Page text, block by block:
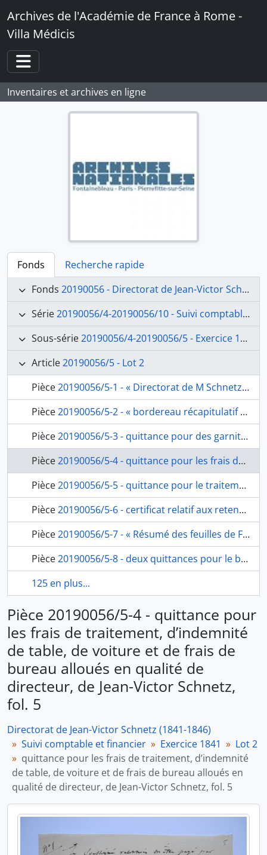
Skip to main content
Archives de l'Académie de France à Rome -
Villa Médicis
Toggle navigation
Inventaires et archives en ligne
Fonds
Recherche rapide
Fonds 20190056 - Directorat de Jean-Victor Schnetz (1841-1846)
Série20190056/4-20190056/10 - Suivi comptable et financier
Sous-série20190056/4-20190056/5 - Exercice 1841
Article20190056/5 - Lot 2
Pièce20190056/5-1 - « Directorat de M Schnetz. Pièces à l’appui des comptes de l’exercice 1841. Premier envoi le 17 avril 1841 par l’ambassade de France », pochette contenant les folios de 2 à 25, fol. 1
Pièce20190056/5-2 - « bordereau récapitulatif dressé aujourd’hui 17 avril 1841 et envoyé le même jour à S.Exc. Le ministre de l’Intérieur, par le Directeur de l’Académie royale de france à Rome, des diverses sommes par lui payées pour le service de cet établissement ainsi qu’il est énoncé aux pièces justificatives ci-jointes », de Jean- Victor Schnetz au ministère de l’Intérieur, fol. 2-3
Pièce20190056/5-3 - quittance pour des garnitures de boutons pour le service de l’Académie, pour les frais de traitement, d’indemnité de table, de voiture et de frais de bureau du directeur, de Jean-Victor Schnetz et du secrétaire de l’Académie Alexis René Le Go, fol. 4
Pièce20190056/5-4 - quittance pour les frais de traitement, d’indemnité de table, de voiture et de frais de bureau alloués en qualité de directeur, de Jean-Victor Schnetz, fol. 5
Pièce20190056/5-5 - quittance pour le traitement et l’indemnité de table alloués en qualité de secrétaire bibliothécaire de janvier à mars 1841, de Jean-Victor Schnetz et du secrétaire de l’Académie Alexis René Le Go, fol. 6
Pièce20190056/5-6 - certificat relatif aux retenues des pensionnaires de janvier à mars 1841, de Jean-Victor Schnetz, fol. 7
Pièce20190056/5-7 - « Résumé des feuilles de Fleury. Dépenses faites pour l’Académie de France à Rome Par Ordre de M. le Directeur de janvier à mars 1841 », de Fleury, premier domestique à Jean-Victor Schnetz, fol. 8-11bis
Pièce20190056/5-8 - deux quittances pour le blanchissage de la maison et pour journées rubans de fils, et coton à coudre, depuis le 1er janvier jusqu’à la fin de mars 1841, du domestique de l’Académie, Raimond à Jean-Victor Schnetz, fol. 12-13
125 en plus...
Pièce 20190056/5-4 - quittance pour
les frais de traitement, d’indemnité
de table, de voiture et de frais de
bureau alloués en qualité de
directeur, de Jean-Victor Schnetz,
fol. 5
Directorat de Jean-Victor Schnetz (1841-1846)
Suivi comptable et financier
Exercice 1841
Lot 2
quittance pour les frais de traitement, d’indemnité
de table, de voiture et de frais de bureau alloués en
qualité de directeur, de Jean-Victor Schnetz, fol. 5